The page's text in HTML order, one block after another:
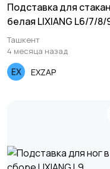
Подставка для
белая LIXIANG L6/7/8/
X01SBTZ (пластмас)
Ташкент
4 месяца назад
EXZAP